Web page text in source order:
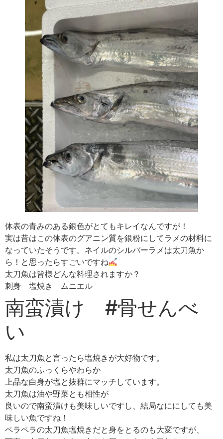
体表の青みのある銀色がとてもキレイなんですが！
実は昔はこの体表のグアニン質を銀粉にしてラメの材料に
なっていたそうです。ネイルのシルバーラメは太刀魚か
ら！と思ったらすごいですね
太刀魚は皆様どんな料理されますか？
刺身 塩焼き ムニエル
南蛮漬け #骨せんべ
い
私は太刀魚と言ったら塩焼きが大好物です。
太刀魚のふっくらやわらか
上品な白身が塩と抜群にマッチしています。
太刀魚は油や野菜とも相性が
良いので南蛮漬けも美味しいですし、結局なににしても美
味しい魚ですね！
ペラペラの太刀魚塩焼きだと身をとるのも大変ですが、